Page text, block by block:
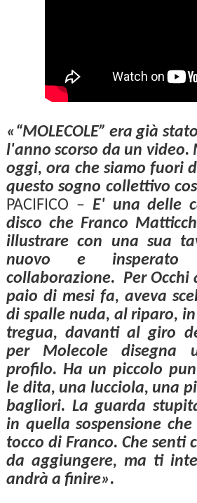
«“MOLECOLE” era già
l'anno scorso da un video.
oggi, ora che siamo fuori
questo sogno collettivo
PACIFICO – E' una delle
disco che Franco
illustrare con una sua
nuovo e insperato
collaborazione. Per Occhi
paio di mesi fa, aveva
di spalle nuda, al riparo,
tregua, davanti al giro
per Molecole disegna
profilo. Ha un piccolo
le dita, una lucciola, una
bagliori. La guarda
in quella sospensione
tocco di Franco. Che senti
da aggiungere, ma ti
andrà a finire».